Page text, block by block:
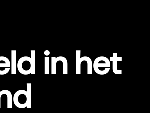
in het